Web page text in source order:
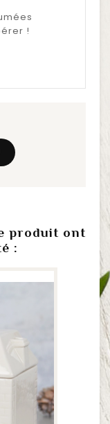
!
produit ont
: